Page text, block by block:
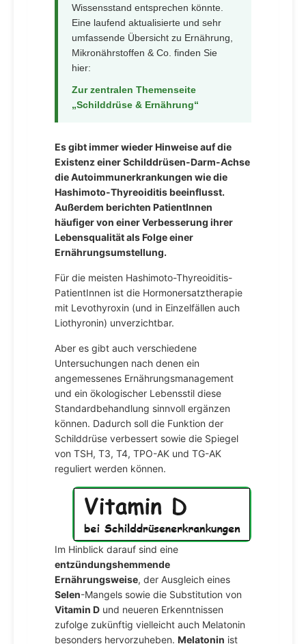
Wissensstand entsprechen könnte.
Eine laufend aktualisierte und sehr
umfassende Übersicht zu Ernährung,
Mikronährstoffen & Co. finden Sie
hier:
Zur zentralen Themenseite
„Schilddrüse & Ernährung“
Es gibt immer wieder Hinweise auf die
Existenz einer Schilddrüsen-Darm-Achse
die Autoimmunerkrankungen wie die
Hashimoto-Thyreoiditis beeinflusst.
Außerdem berichten PatientInnen
häufiger von einer Verbesserung ihrer
Lebensqualität als Folge einer
Ernährungsumstellung.
Für die meisten Hashimoto-Thyreoiditis-
PatientInnen ist die Hormonersatztherapie
mit Levothyroxin (und in Einzelfällen auch
Liothyronin) unverzichtbar.
Aber es gibt auch verschiedene
Untersuchungen nach denen ein
angemessenes Ernährungsmanagement
und ein ökologischer Lebensstil diese
Standardbehandlung sinnvoll ergänzen
können. Dadurch soll die Funktion der
Schilddrüse verbessert sowie die Spiegel
von TSH, T3, T4, TPO-AK und TG-AK
reguliert werden können.
Im Hinblick darauf sind eine
entzündungshemmende
Ernährungsweise, der Ausgleich eines
Selen-Mangels sowie die Substitution von
Vitamin D und neueren Erkenntnissen
zufolge zukünftig vielleicht auch Melatonin
besonders hervorzuheben. Melatonin ist